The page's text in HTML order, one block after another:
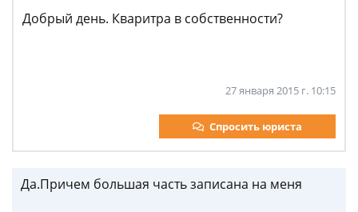
Добрый день. Кваритра в собственности?
27 января 2015 г. 10:15
Спросить юриста
Да.Причем большая часть записана на меня